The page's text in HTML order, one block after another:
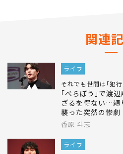
関連
ライフ
それでも世間は｢犯
｢べらぼう｣で渡
ざるを得ない…頼
襲った突然の惨劇
香原 斗志
ライフ